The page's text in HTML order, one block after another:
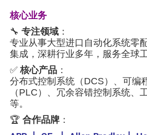
核心业务
🔧 专注领域 ：
专业从事大型进口自动化系统零
集成，深耕行业多年，服务全球
✅核心产品 ：
分布式控制系统（DCS）、可编
（PLC）、冗余容错控制系统、
等。
🏆 合作品牌 ：